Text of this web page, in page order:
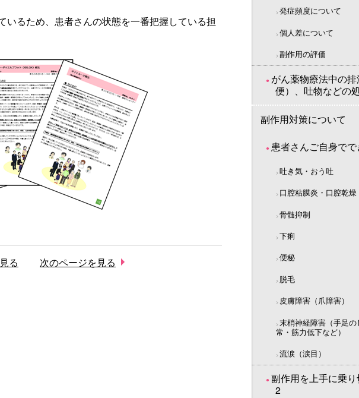
いるため、患者さんの状態を一番把握している担
る 次のページを見る
発症頻度について
個人差について
副作用の評価
がん薬物療法中の
便）、吐物などの
副作用対策について
患者さんご自身で
吐き気・おう吐
口腔粘膜炎・口腔乾燥
骨髄抑制
下痢
便秘
脱毛
皮膚障害（爪障害）
末梢神経障害（手足
常・筋力低下など）
流涙（涙目）
副作用を上手に乗
2